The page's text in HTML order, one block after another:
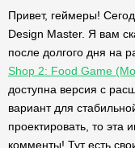
Привет, геймеры!
Design Master. Я вам
после долгого дня на
Shop 2: Food Game
доступна версия с
вариант для
проектировать, то эта
комменты! Тут есть